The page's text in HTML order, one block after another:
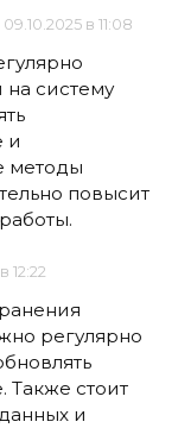
09.10.2025 в 11:08
на систему
и
методы
повысит
12:22
регулярно
Также стоит
и